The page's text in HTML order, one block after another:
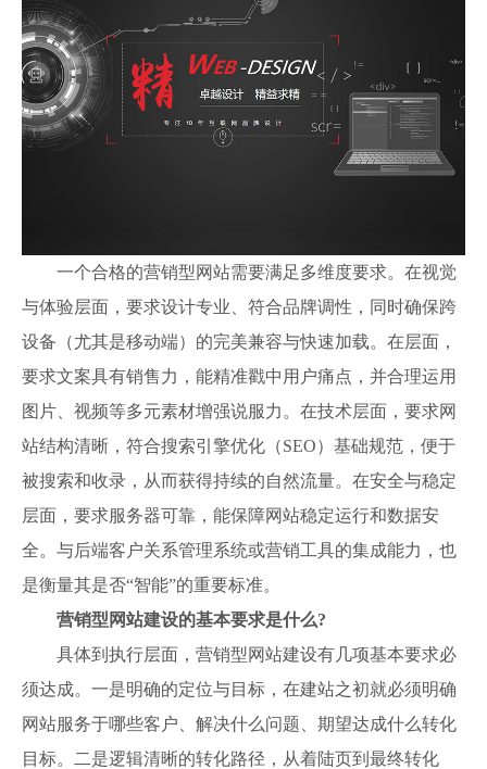
一个合格的营销型网站需要满足多维度要求。在视觉
与体验层面，要求设计专业、符合品牌调性，同时确保跨
设备（尤其是移动端）的完美兼容与快速加载。在层面，
要求文案具有销售力，能精准戳中用户痛点，并合理运用
图片、视频等多元素材增强说服力。在技术层面，要求网
站结构清晰，符合搜索引擎优化（SEO）基础规范，便于
被搜索和收录，从而获得持续的自然流量。在安全与稳定
层面，要求服务器可靠，能保障网站稳定运行和数据安
全。与后端客户关系管理系统或营销工具的集成能力，也
是衡量其是否“智能”的重要标准。
营销型网站建设的基本要求是什么?
具体到执行层面，营销型网站建设有几项基本要求必
须达成。一是明确的定位与目标，在建站之初就必须明确
网站服务于哪些客户、解决什么问题、期望达成什么转化
目标。二是逻辑清晰的转化路径，从着陆页到最终转化